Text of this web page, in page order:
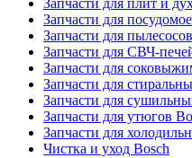
Запчасти для плит и
Запчасти для
Запчасти для
Запчасти для СВЧ-
Запчасти для
Запчасти для
Запчасти для
Запчасти для утюгов
Запчасти для
Чистка и уход Bosch